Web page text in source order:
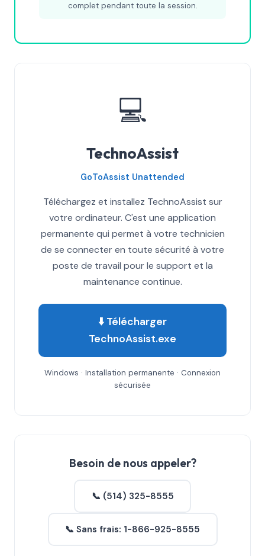
complet pendant toute la session.
💻
TechnoAssist
GoToAssist Unattended
Téléchargez et installez TechnoAssist sur
votre ordinateur. C'est une application
permanente qui permet à votre technicien
de se connecter en toute sécurité à votre
poste de travail pour le support et la
maintenance continue.
⬇️ Télécharger
TechnoAssist.exe
Windows · Installation permanente · Connexion
sécurisée
Besoin de nous appeler?
📞 (514) 325-8555
📞 Sans frais: 1-866-925-8555